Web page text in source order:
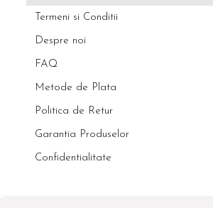
Termeni si Conditii
Despre noi
FAQ
Metode de Plata
Politica de Retur
Garantia Produselor
Confidentialitate